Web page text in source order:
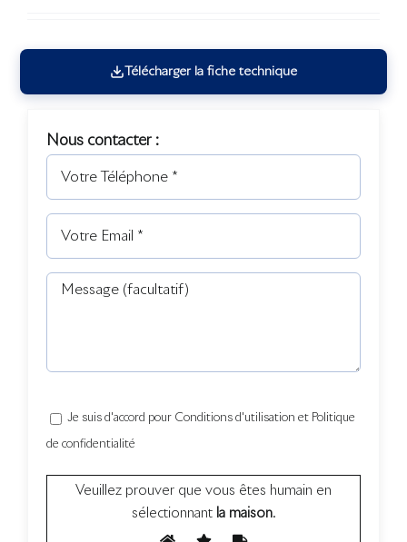
Télécharger la fiche technique
Nous contacter :
Je suis d'accord pour Conditions d'utilisation et Politique
de confidentialité
Veuillez prouver que vous êtes humain en
sélectionnantla maison.